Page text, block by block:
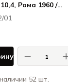
Рома 1960 /
01
52 шт.